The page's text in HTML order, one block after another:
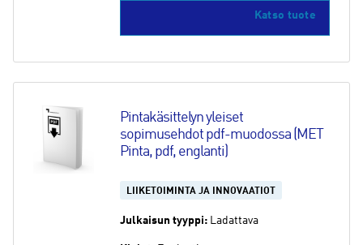
Katso tuote
Pintakäsittelyn yleiset
sopimusehdot pdf-muodossa (MET
Pinta, pdf, englanti)
LIIKETOIMINTA JA INNOVAATIOT
Julkaisun tyyppi: Ladattava